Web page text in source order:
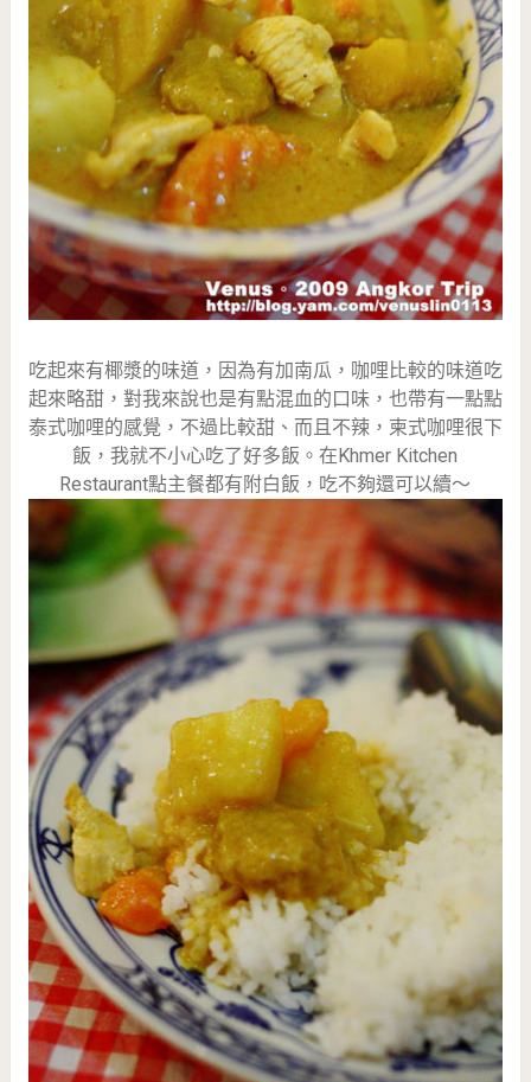
吃起來有椰漿的味道，因為有加南瓜，咖哩比較的味道吃
起來略甜，對我來說也是有點混血的口味，也帶有一點點
泰式咖哩的感覺，不過比較甜、而且不辣，柬式咖哩很下
飯，我就不小心吃了好多飯。在Khmer Kitchen
Restaurant點主餐都有附白飯，吃不夠還可以續～